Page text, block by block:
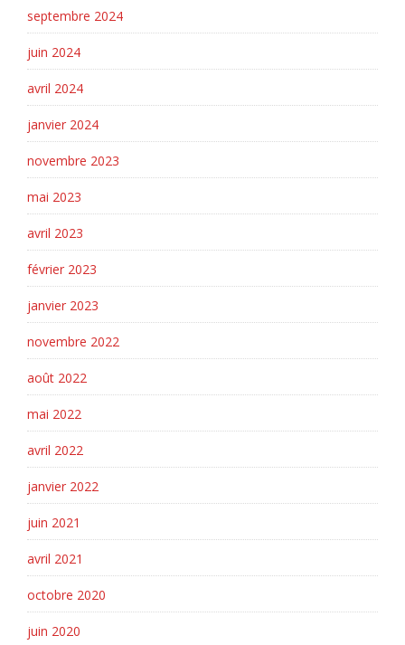
septembre 2024
juin 2024
avril 2024
janvier 2024
novembre 2023
mai 2023
avril 2023
février 2023
janvier 2023
novembre 2022
août 2022
mai 2022
avril 2022
janvier 2022
juin 2021
avril 2021
octobre 2020
juin 2020